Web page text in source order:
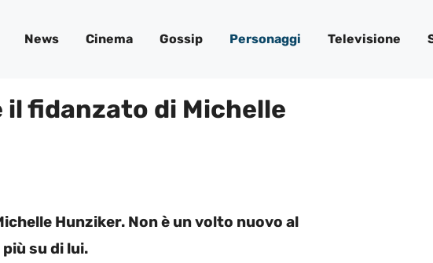
News Cinema Gossip Personaggi Televisione
il fidanzato di Michelle
Hunziker. Non è un volto nuovo al
su di lui.